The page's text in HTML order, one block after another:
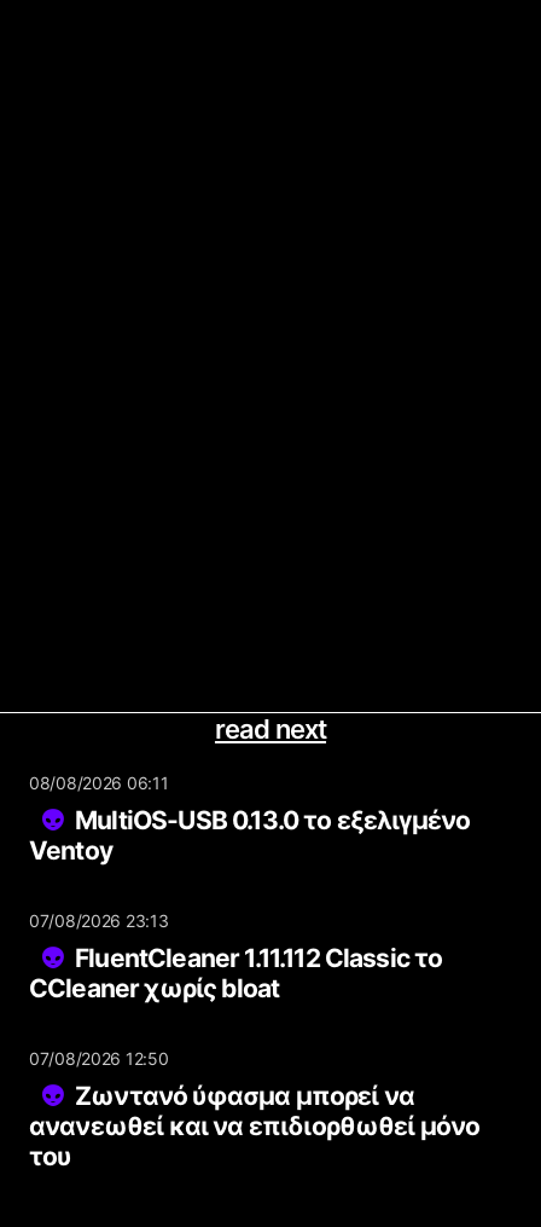
read next
08/08/2026 06:11
MultiOS-USB 0.13.0 το εξελιγμένο
Ventoy
07/08/2026 23:13
FluentCleaner 1.11.112 Classic το
CCleaner χωρίς bloat
07/08/2026 12:50
Ζωντανό ύφασμα μπορεί να
ανανεωθεί και να επιδιορθωθεί μόνο
του